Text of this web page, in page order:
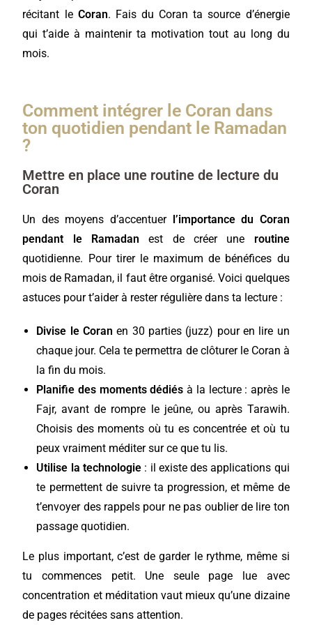
récitant le Coran. Fais du Coran ta source d’énergie
qui t’aide à maintenir ta motivation tout au long du
mois.
Comment intégrer le Coran dans
ton quotidien pendant le Ramadan
?
Mettre en place une routine de lecture du
Coran
Un des moyens d’accentuer l’importance du Coran
pendant le Ramadan est de créer une routine
quotidienne. Pour tirer le maximum de bénéfices du
mois de Ramadan, il faut être organisé. Voici quelques
astuces pour t’aider à rester régulière dans ta lecture :
Divise le Coran en 30 parties (juzz) pour en lire un
chaque jour. Cela te permettra de clôturer le Coran à
la fin du mois.
Planifie des moments dédiés à la lecture : après le
Fajr, avant de rompre le jeûne, ou après Tarawih.
Choisis des moments où tu es concentrée et où tu
peux vraiment méditer sur ce que tu lis.
Utilise la technologie: il existe des applications qui
te permettent de suivre ta progression, et même de
t’envoyer des rappels pour ne pas oublier de lire ton
passage quotidien.
Le plus important, c’est de garder le rythme, même si
tu commences petit. Une seule page lue avec
concentration et méditation vaut mieux qu’une dizaine
de pages récitées sans attention.